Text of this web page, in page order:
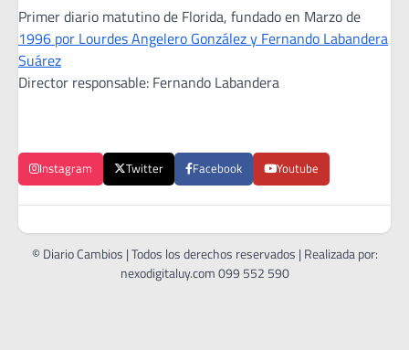
Primer diario matutino de Florida, fundado en Marzo de
1996 por Lourdes Angelero González y Fernando Labandera
Suárez
Director responsable: Fernando Labandera
Instagram Twitter Facebook Youtube